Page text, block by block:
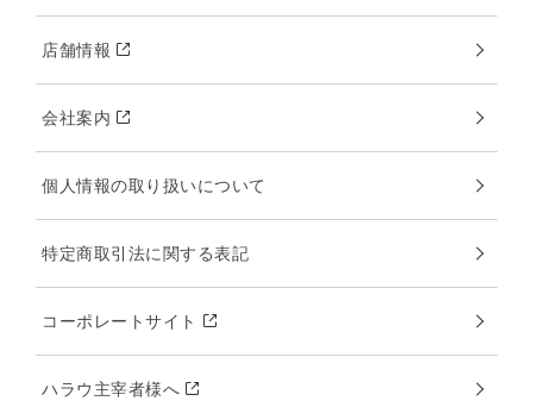
店舗情報
会社案内
個人情報の取り扱いについて
特定商取引法に関する表記
コーポレートサイト
ハラウ主宰者様へ